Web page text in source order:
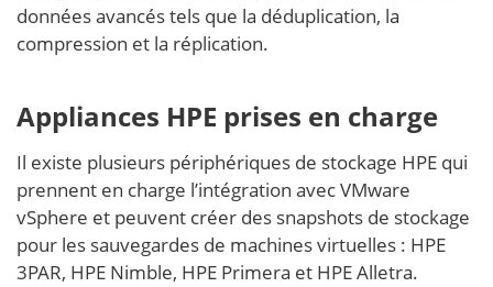
données avancés tels que la déduplication, la
compression et la réplication.
Appliances HPE prises en charge
Il existe plusieurs périphériques de stockage HPE qui
prennent en charge l’intégration avec VMware
vSphere et peuvent créer des snapshots de stockage
pour les sauvegardes de machines virtuelles : HPE
3PAR, HPE Nimble, HPE Primera et HPE Alletra.